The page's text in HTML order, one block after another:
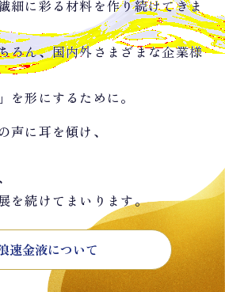
細に彩る材料を作り続けてきま
ろん、国内外さまざまな企業様
を形にするために。
声に耳を傾け、
を続けてまいります。
速金液について